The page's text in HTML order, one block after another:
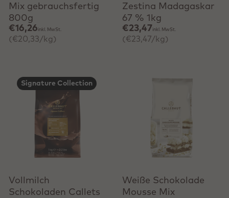
Mix gebrauchsfertig
800g
€16,26 inkl. MwSt.
(€20,33/kg)
Zestina Madagaskar
67 % 1kg
€23,47inkl. MwSt.
(€23,47/kg)
Signature Collection
Schnell hinzufügen
Vollmilch
Schokoladen Callets
Schnell hinzufügen
Weiße Schokolade
Mousse Mix